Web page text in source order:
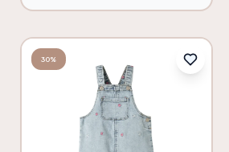
30%